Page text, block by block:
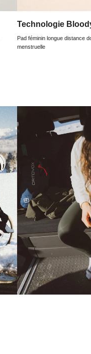
Technologie
Pad féminin longue distance
menstruelle